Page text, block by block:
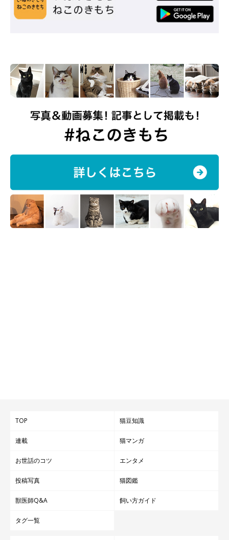
表情豊かなライちゃんの姿は、Twitterで♪
がたくさん綴られているので、ぜひチェックしてみてください
ね。
参照／Twitter（
文／雨宮カイ
TOP 猫豆知識
連載 猫マンガ
お世話のコツ エンタメ
投稿写真 猫図鑑
獣医師Q&A 飼い方ガイド
タグ一覧